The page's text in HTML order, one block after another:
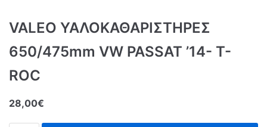
VALEO ΥΑΛΟΚΑΘΑΡΙΣΤΗΡΕΣ
650/475mm VW PASSAT ’14- T-
ROC
28,00€